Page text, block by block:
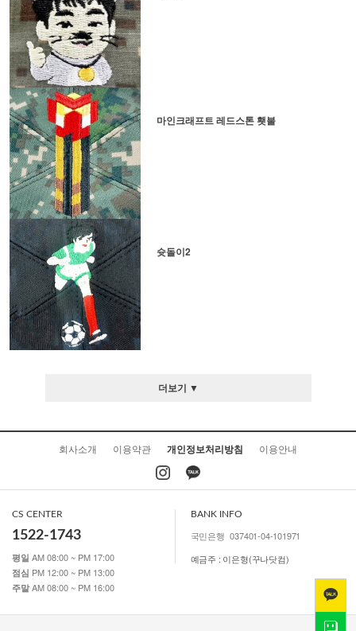
마인크래프트 레드스톤 횃불
슛돌이2
더보기 ▼
회사소개 이용약관 개인정보처리방침 이용안내
CS CENTER
1522-1743
평일 AM 08:00 ~ PM 17:00
점심 PM 12:00 ~ PM 13:00
주말 AM 08:00 ~ PM 16:00
BANK INFO
국민은행 037401-04-101971
예금주 : 이은형(꾸나닷컴)